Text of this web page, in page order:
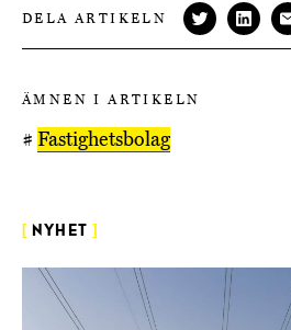
DELA ARTIKELN
ÄMNEN I ARTIKELN
# Fastighetsbolag
NYHET